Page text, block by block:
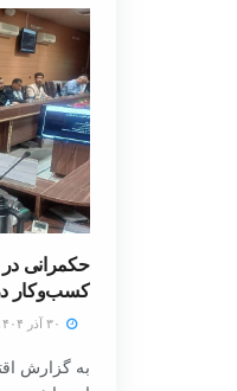
حکمرانی
کسب‌وکار
به گزارش